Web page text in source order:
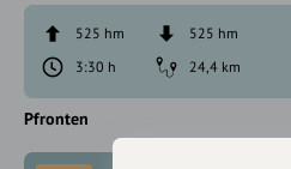
525 hm
525 hm
3:30 h
24,4 km
Pfronten